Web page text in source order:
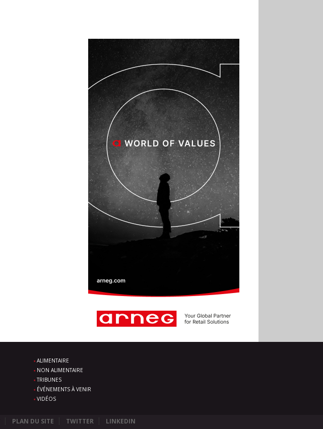
ALIMENTAIRE
NON ALIMENTAIRE
TRIBUNES
ÉVÉNEMENTS À VENIR
VIDÉOS
PLAN DU SITE TWITTER LINKEDIN